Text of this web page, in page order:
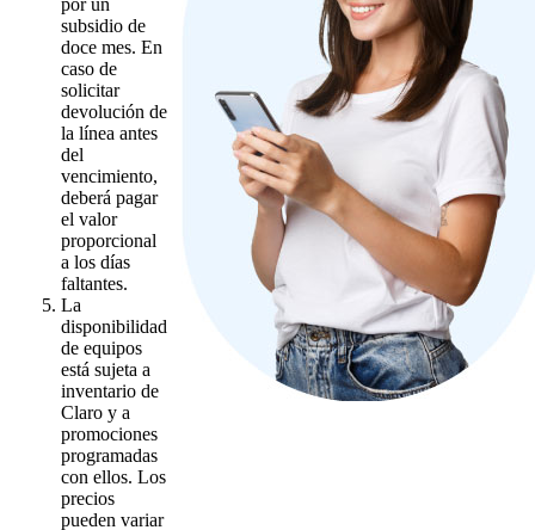
por un
subsidio de
doce mes. En
caso de
solicitar
devolución de
la línea antes
del
vencimiento,
deberá pagar
el valor
proporcional
a los días
faltantes.
La
disponibilidad
de equipos
está sujeta a
inventario de
Claro y a
promociones
programadas
con ellos. Los
precios
pueden variar